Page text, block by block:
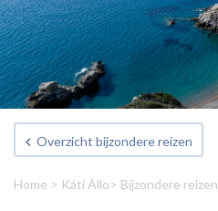
Overzicht bijzondere reizen
Home > Káti Állo> Bijzondere reizen